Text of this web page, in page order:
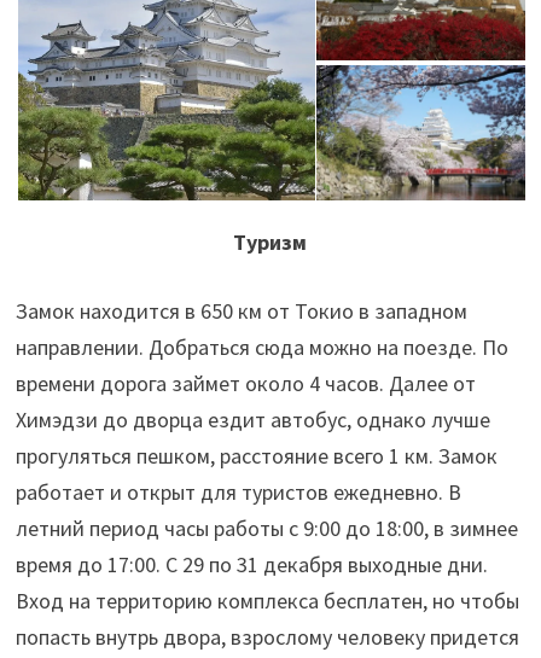
Туризм
Замок находится в 650 км от Токио в западном
направлении. Добраться сюда можно на поезде. По
времени дорога займет около 4 часов. Далее от
Химэдзи до дворца ездит автобус, однако лучше
прогуляться пешком, расстояние всего 1 км. Замок
работает и открыт для туристов ежедневно. В
летний период часы работы с 9:00 до 18:00, в зимнее
время до 17:00. С 29 по 31 декабря выходные дни.
Вход на территорию комплекса бесплатен, но чтобы
попасть внутрь двора, взрослому человеку придется